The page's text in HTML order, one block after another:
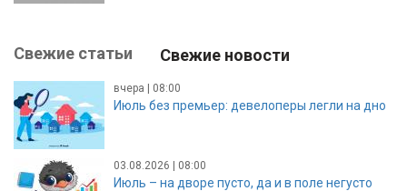
Свежие статьи Свежие новости
вчера | 08:00
Июль без премьер: девелоперы легли на дно
03.08.2026 | 08:00
Июль – на дворе пусто, да и в поле негусто